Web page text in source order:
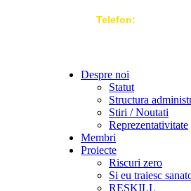
Telefon:
Despre noi
Statut
Structura
Stiri / Noutati
Reprezentativitate
Membri
Proiecte
Riscuri zero
Si eu traiesc
RESKILL